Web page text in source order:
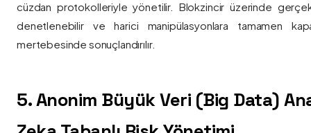
cüzdan protokolleriyle yönetilir. Blokzincir üzerinde
denetlenebilir ve harici manipülasyonlara tamamen
mertebesinde sonuçlandırılır.
5. Anonim Büyük Veri (Big Data)